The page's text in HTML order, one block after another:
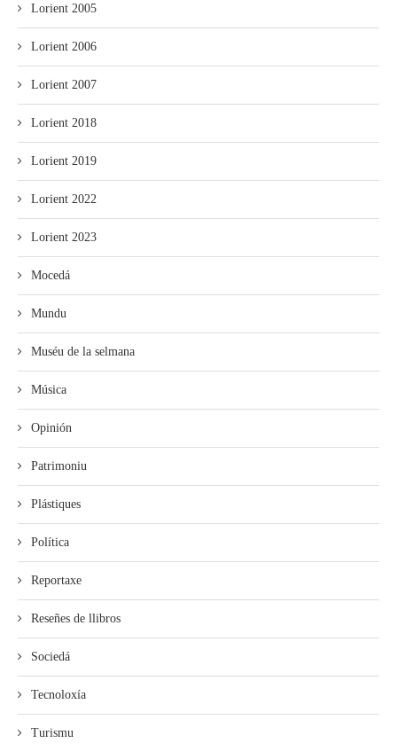
Lorient 2005
Lorient 2006
Lorient 2007
Lorient 2018
Lorient 2019
Lorient 2022
Lorient 2023
Mocedá
Mundu
Muséu de la selmana
Música
Opinión
Patrimoniu
Plástiques
Política
Reportaxe
Reseñes de llibros
Sociedá
Tecnoloxía
Turismu